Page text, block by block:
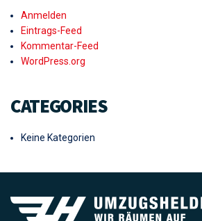
Anmelden
Eintrags-Feed
Kommentar-Feed
WordPress.org
CATEGORIES
Keine Kategorien